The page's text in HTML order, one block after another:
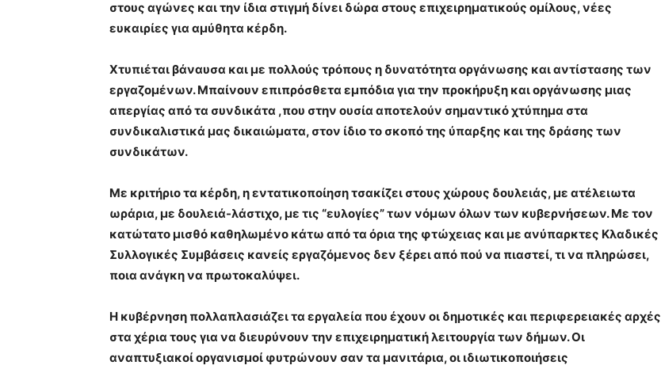
στους αγώνες και την ίδια στιγμή δίνει δώρα στους επιχειρηματικούς ομίλους, νέες
ευκαιρίες για αμύθητα κέρδη.
Χτυπιέται βάναυσα και με πολλούς τρόπους η δυνατότητα οργάνωσης και αντίστασης των
εργαζομένων. Μπαίνουν επιπρόσθετα εμπόδια για την προκήρυξη και οργάνωσης μιας
απεργίας από τα συνδικάτα ,που στην ουσία αποτελούν σημαντικό χτύπημα στα
συνδικαλιστικά μας δικαιώματα, στον ίδιο το σκοπό της ύπαρξης και της δράσης των
συνδικάτων.
Με κριτήριο τα κέρδη, η εντατικοποίηση τσακίζει στους χώρους δουλειάς, με ατέλειωτα
ωράρια, με δουλειά-λάστιχο, με τις “ευλογίες” των νόμων όλων των κυβερνήσεων. Με τον
κατώτατο μισθό καθηλωμένο κάτω από τα όρια της φτώχειας και με ανύπαρκτες Κλαδικές
Συλλογικές Συμβάσεις κανείς εργαζόμενος δεν ξέρει από πού να πιαστεί, τι να πληρώσει,
ποια ανάγκη να πρωτοκαλύψει.
Η κυβέρνηση πολλαπλασιάζει τα εργαλεία που έχουν οι δημοτικές και περιφερειακές αρχές
στα χέρια τους για να διευρύνουν την επιχειρηματική λειτουργία των δήμων. Οι
αναπτυξιακοί οργανισμοί φυτρώνουν σαν τα μανιτάρια, οι ιδιωτικοποιήσεις